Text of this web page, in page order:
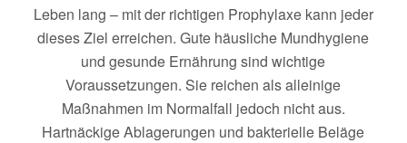
Leben lang – mit der richtigen Prophylaxe kann jeder
dieses Ziel erreichen. Gute häusliche Mundhygiene
und gesunde Ernährung sind wichtige
Voraussetzungen. Sie reichen als alleinige
Maßnahmen im Normalfall jedoch nicht aus.
Hartnäckige Ablagerungen und bakterielle Beläge